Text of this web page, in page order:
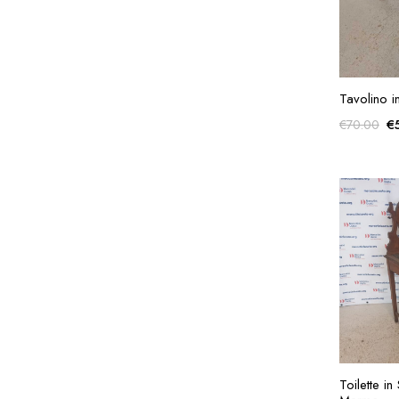
Tavolino
€70.00 Il
€
Toilette in